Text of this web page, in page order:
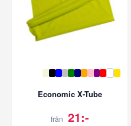
Economic X-Tube
från 21:-